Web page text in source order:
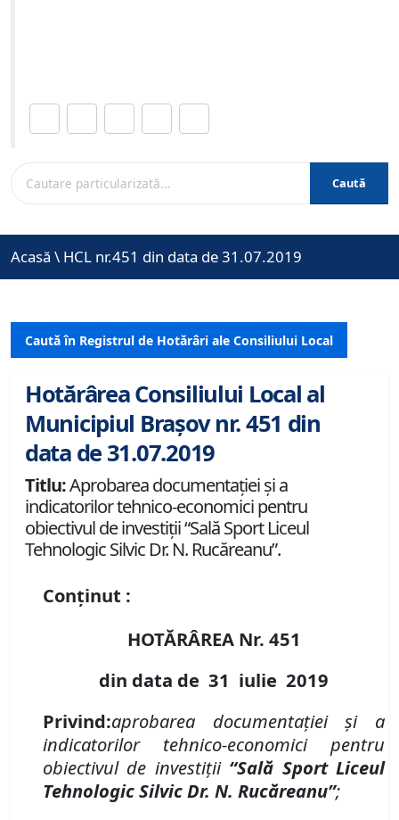
Caută
Acasă \ HCL nr.451 din data de 31.07.2019
Caută în Registrul de Hotărâri ale Consiliului Local
Hotărârea Consiliului Local al
Municipiul Brașov nr. 451 din
data de 31.07.2019
Titlu:Aprobarea documentației şi a
indicatorilor tehnico-economici pentru
obiectivul de investiții “Sală Sport Liceul
Tehnologic Silvic Dr. N. Rucăreanu”.
Conținut :
HOTĂRÂREA Nr. 451
din data de 31 iulie 2019
Privind:aprobarea documentației şi a
indicatorilor tehnico-economicipentru
obiectivul de investiții “Sală Sport Liceul
Tehnologic Silvic Dr. N. Rucăreanu”;